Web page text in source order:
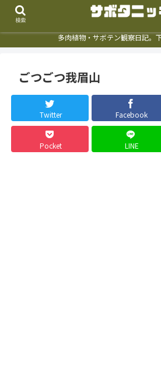
多肉植物・サボテン観察日記。
ごつごつ我眉山
Twitter Facebook
Pocket LINE
検索